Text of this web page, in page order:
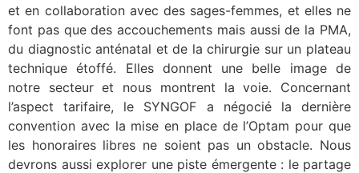
et en collaboration avec des sages-femmes, et elles ne
font pas que des accouchements mais aussi de la PMA,
du diagnostic anténatal et de la chirurgie sur un plateau
technique étoffé. Elles donnent une belle image de
notre secteur et nous montrent la voie. Concernant
l’aspect tarifaire, le SYNGOF a négocié la dernière
convention avec la mise en place de l’Optam pour que
les honoraires libres ne soient pas un obstacle. Nous
devrons aussi explorer une piste émergente : le partage